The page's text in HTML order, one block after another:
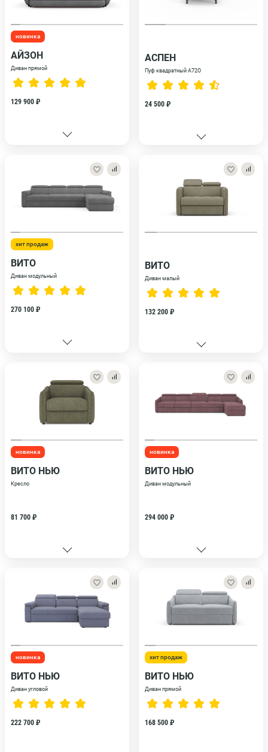
новинка
АЙЗОН
Диван прямой
129 900 ₽
АСПЕН
Пуф квадратный A72O
24 500 ₽
хит продаж
ВИТО
Диван модульный
270 100 ₽
ВИТО
Диван малый
132 200 ₽
новинка
ВИТО НЬЮ
Кресло
81 700 ₽
новинка
ВИТО НЬЮ
Диван модульный
294 000 ₽
новинка
ВИТО НЬЮ
Диван угловой
222 700 ₽
хит продаж
ВИТО НЬЮ
Диван прямой
168 500 ₽